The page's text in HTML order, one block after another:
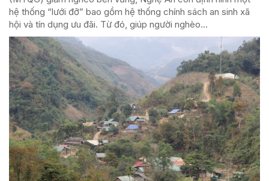
hệ thống “lưới đỡ” bao gồm hệ thống chính sách an sinh xã
hội và tín dụng ưu đãi. Từ đó, giúp người nghèo...